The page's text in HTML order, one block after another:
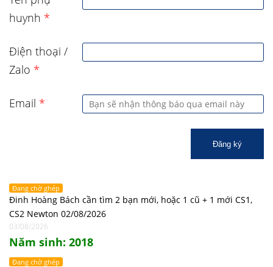
huynh *
Điện thoại /
Zalo *
Email *
Đăng ký
Đang chờ ghép
Đinh Hoàng Bách cần tìm 2 bạn mới, hoặc 1 cũ + 1 mới CS1,
CS2 Newton 02/08/2026
03/08/2026
Năm sinh: 2018
Đang chờ ghép